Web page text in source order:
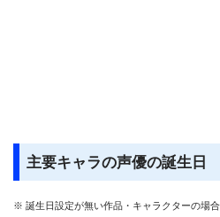
主要キャラの声優の誕生日
※ 誕生日設定が無い作品・キャラクターの場